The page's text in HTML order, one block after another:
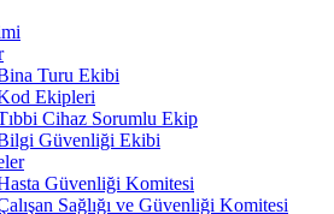
Turu Ekibi
Ekipleri
Cihaz Sorumlu Ekip
Güvenliği Ekibi
Güvenliği Komitesi
Sağlığı ve Güvenliği Komitesi